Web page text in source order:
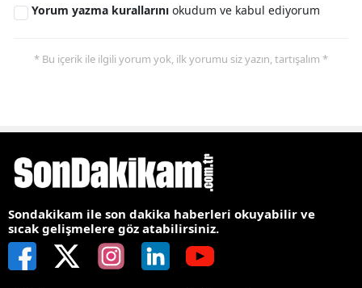
Yorum yazma kurallarını okudum ve kabul ediyorum
* Bu içerik ile ilgili yorum yok, ilk yorumu siz yazın, tartışalım *
Sondakikam ile son dakika haberleri okuyabilir ve
sıcak gelişmelere göz atabilirsiniz.